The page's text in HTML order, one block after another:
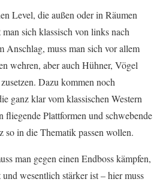
Level, die außen oder in Räumen
sich klassisch von links nach
Anschlag, muss man sich vor allem
wehren, aber auch Hühner, Vögel
Dazu kommen noch
ganz klar vom klassischen Western
Plattformen und schwebende
so in die Thematik passen wollen.
man gegen einen Endboss kämpfen,
wesentlich stärker ist – hier muss